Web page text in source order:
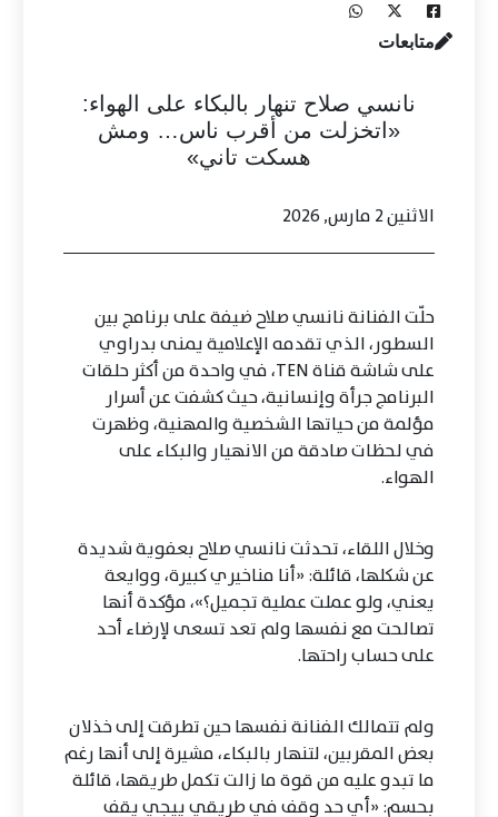
متابعات
نانسي صلاح تنهار بالبكاء على الهواء:
«اتخزلت من أقرب ناس… ومش
هسكت تاني»
الاثنين 2 مارس, 2026
حلّت الفنانة نانسي صلاح ضيفة على برنامج بين
السطور، الذي تقدمه الإعلامية يمنى بدراوي
على شاشة قناة TEN، في واحدة من أكثر حلقات
البرنامج جرأة وإنسانية، حيث كشفت عن أسرار
مؤلمة من حياتها الشخصية والمهنية، وظهرت
في لحظات صادقة من الانهيار والبكاء على
الهواء.
وخلال اللقاء، تحدثت نانسي صلاح بعفوية شديدة
عن شكلها، قائلة: «أنا مناخيري كبيرة، ووايعة
يعني، ولو عملت عملية تجميل؟»، مؤكدة أنها
تصالحت مع نفسها ولم تعد تسعى لإرضاء أحد
على حساب راحتها.
ولم تتمالك الفنانة نفسها حين تطرقت إلى خذلان
بعض المقربين، لتنهار بالبكاء، مشيرة إلى أنها رغم
ما تبدو عليه من قوة ما زالت تكمل طريقها، قائلة
بحسم: «أي حد وقف في طريقي ييجي يقف